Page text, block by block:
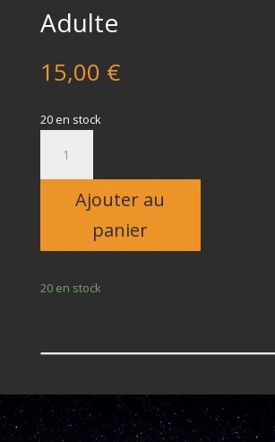
Adulte
15,00 €
20 en stock
Adulte
Ajouter au
panier
20 en stock